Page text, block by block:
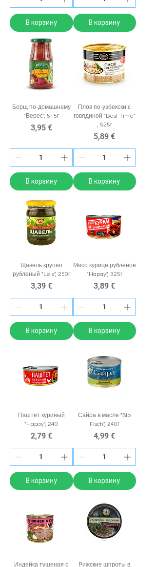
В корзину В корзину
Борщ по-домашнему
"Верес", 515г
Цена
3,95 €
В корзину
Плов по-узбекски с
говядиной "Best Time"
, 525г
Цена
5,89 €
В корзину
Щавель крупно
рубленый "Leis", 250г
Цена
3,39 €
В корзину
Мясо курице рубленое
"Hapay", 325г
Цена
3,89 €
В корзину
Паштет куриный
"Hapay", 240
Цена
2,79 €
В корзину
Сайра в масле "Sib
Fisch", 240г
Цена
4,99 €
В корзину
Индейка тушеная с Рижские шпроты в